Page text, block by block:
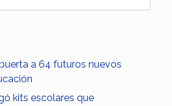
a 64 futuros nuevos
kits escolares que